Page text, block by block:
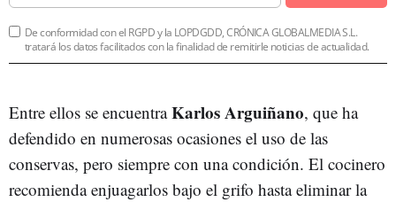
De conformidad con el RGPD y la LOPDGDD, CRÓNICA GLOBALMEDIA S.L.
tratará los datos facilitados con la finalidad de remitirle noticias de actualidad.
Entre ellos se encuentraKarlos Arguiñano, que ha
defendido en numerosas ocasiones el uso de las
conservas, pero siempre con una condición. El cocinero
recomienda enjuagarlos bajo el grifo hasta eliminar la